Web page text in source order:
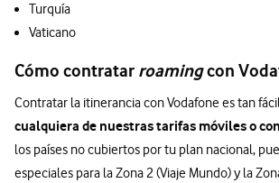
Turquía
Vaticano
Cómo contratar roamingcon
Contratar la itinerancia con Vodafone es tan
cualquiera de nuestras tarifas móviles o
los países no cubiertos por tu plan nacional,
especiales para la Zona 2 (Viaje Mundo) y la